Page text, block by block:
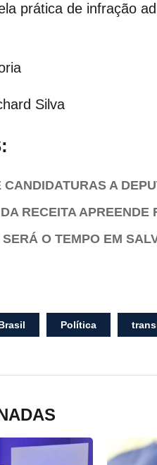
prática de infração
Silva
CANDIDATURAS A
RECEITA
O TEMPO EM
Política